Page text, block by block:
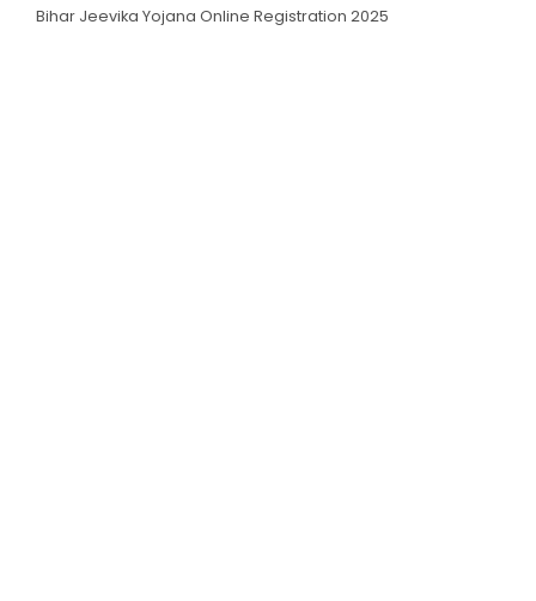
Bihar Jeevika Yojana Online Registration 2025